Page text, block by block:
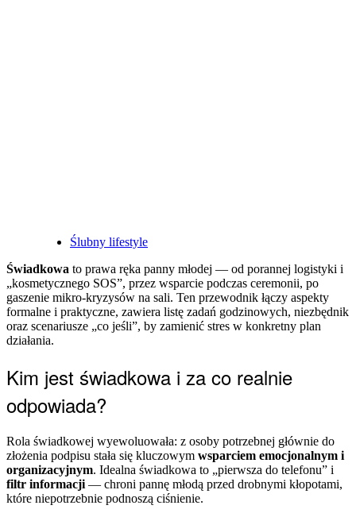
Posted Ślubny lifestyle
Świadkowa to prawa ręka panny młodej — od porannej logistyki i
„kosmetycznego SOS”, przez wsparcie podczas ceremonii, po
gaszenie mikro-kryzysów na sali. Ten przewodnik łączy aspekty
formalne i praktyczne, zawiera listę zadań godzinowych, niezbędnik
oraz scenariusze „co jeśli”, by zamienić stres w konkretny plan
działania.
Kim jest świadkowa i za co realnie
odpowiada?
Rola świadkowej wyewoluowała: z osoby potrzebnej głównie do
złożenia podpisu stała się kluczowym wsparciem emocjonalnym i
organizacyjnym. Idealna świadkowa to „pierwsza do telefonu” i
filtr informacji — chroni pannę młodą przed drobnymi kłopotami,
które niepotrzebnie podnoszą ciśnienie.